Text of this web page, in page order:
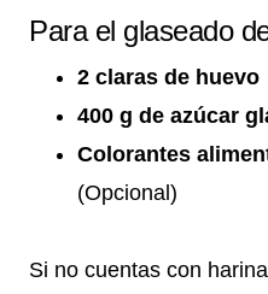
Para el glaseado
2 claras de huevo
400 g de azúcar
Colorantes
(Opcional)
Si no cuentas con